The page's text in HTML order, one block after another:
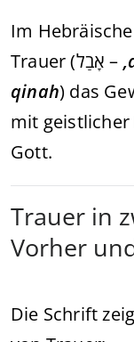
Im
Trauer (אָבַל –
qinah) das
mit geistlicher
Gott.
Trauer in
Vorher
Die Schrift